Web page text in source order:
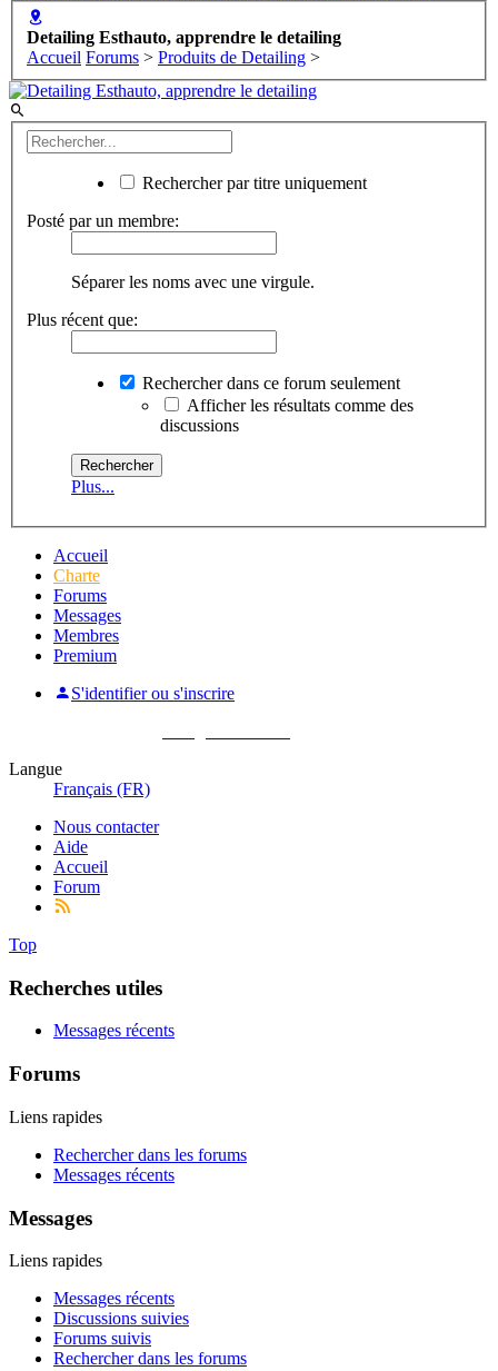
Detailing Esthauto, apprendre le detailing
Accueil Forums > Produits de Detailing >
Rechercher par titre uniquement
Posté par un membre:
Séparer les noms avec une virgule.
Plus récent que:
Rechercher dans ce forum seulement
Afficher les résultats comme des
discussions
Plus...
Accueil
Charte
Forums
Messages
Membres
Premium
S'identifier ou s'inscrire
Langue
Français (FR)
Nous contacter
Aide
Accueil
Forum
Top
Recherches utiles
Messages récents
Forums
Liens rapides
Rechercher dans les forums
Messages récents
Messages
Liens rapides
Messages récents
Discussions suivies
Forums suivis
Rechercher dans les forums